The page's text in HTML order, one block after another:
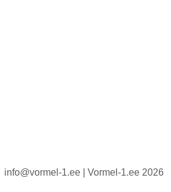
info@vormel-1.ee | Vormel-1.ee 2026